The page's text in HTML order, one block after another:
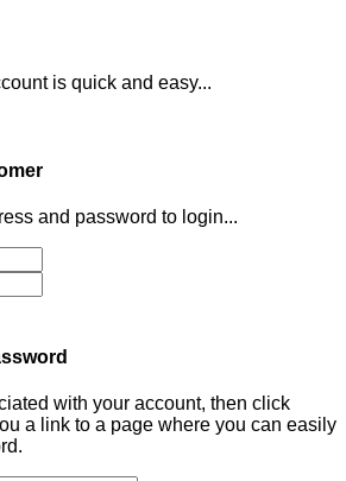
is quick and easy...
and password to login...
with your account, then click
a link to a page where you can easily